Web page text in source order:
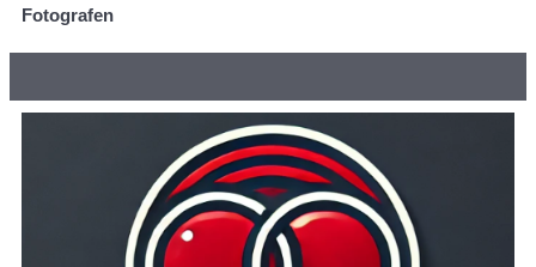
Fotografen